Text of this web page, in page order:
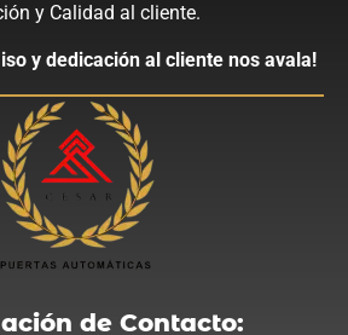
y Calidad al cliente.
y dedicación al cliente nos avala!
de Contacto: